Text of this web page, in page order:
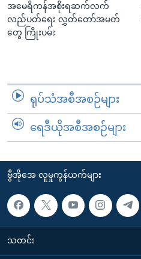
အမေရိကန်အစိုးရဆက်လက်
လည်ပတ်ရေး လွှတ်တော်အမတ်
တွေ ကြိုးပမ်း
ရုပ်သံအစီအစဉ်များ
ရေဒီယိုအစီအစဉ်များ
ဗွီအိုအေ လူမှုကွန်ယက်များ
သတင်း